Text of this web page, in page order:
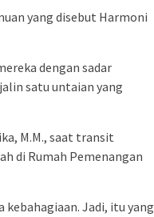
yang disebut Harmoni
dengan sadar
satu untaian yang
M.M., saat transit
di Rumah Pemenangan
kebahagiaan. Jadi, itu yang